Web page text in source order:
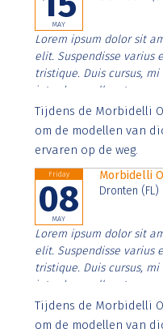
MAY
Lorem ipsum dolor sit
elit. Suspendisse varius
tristique. Duis cursus,
interdum nulla, ut
Aenean faucibus nibh
imperdiet. Nunc ut sem
Tijdens de Morbidelli
om de modellen van
ervaren op de weg.
Friday
08
MAY
Morbidelli
Dronten (FL)
Lorem ipsum dolor sit
elit. Suspendisse varius
tristique. Duis cursus,
interdum nulla, ut
Aenean faucibus nibh
imperdiet. Nunc ut sem
Tijdens de Morbidelli
om de modellen van